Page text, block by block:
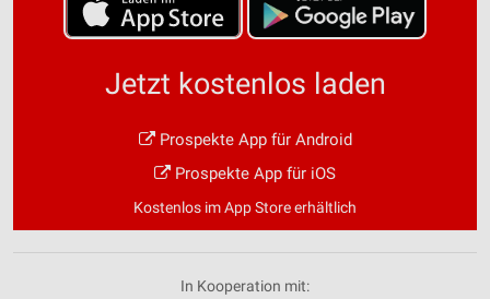
Jetzt kostenlos laden
Prospekte App für Android
Prospekte App für iOS
Kostenlos im App Store erhältlich
In Kooperation mit: